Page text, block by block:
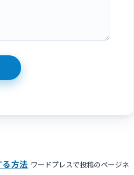
方法 ワードプレスで投稿のページネ